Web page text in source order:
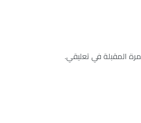
المقبلة في تعليقي.